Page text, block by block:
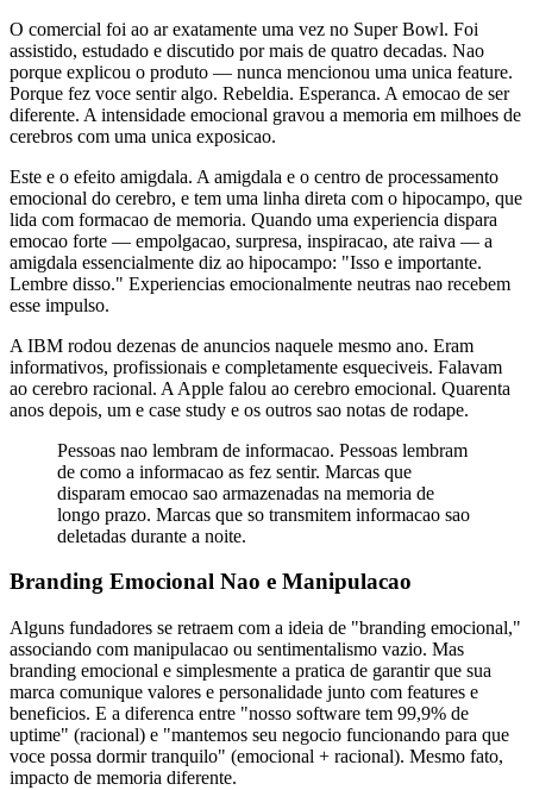
O comercial foi ao ar exatamente uma vez no Super Bowl. Foi
assistido, estudado e discutido por mais de quatro decadas. Nao
porque explicou o produto — nunca mencionou uma unica feature.
Porque fez voce sentir algo. Rebeldia. Esperanca. A emocao de ser
diferente. A intensidade emocional gravou a memoria em milhoes de
cerebros com uma unica exposicao.
Este e o efeito amigdala. A amigdala e o centro de processamento
emocional do cerebro, e tem uma linha direta com o hipocampo, que
lida com formacao de memoria. Quando uma experiencia dispara
emocao forte — empolgacao, surpresa, inspiracao, ate raiva — a
amigdala essencialmente diz ao hipocampo: "Isso e importante.
Lembre disso." Experiencias emocionalmente neutras nao recebem
esse impulso.
A IBM rodou dezenas de anuncios naquele mesmo ano. Eram
informativos, profissionais e completamente esqueciveis. Falavam
ao cerebro racional. A Apple falou ao cerebro emocional. Quarenta
anos depois, um e case study e os outros sao notas de rodape.
Pessoas nao lembram de informacao. Pessoas lembram
de como a informacao as fez sentir. Marcas que
disparam emocao sao armazenadas na memoria de
longo prazo. Marcas que so transmitem informacao sao
deletadas durante a noite.
Branding Emocional Nao e Manipulacao
Alguns fundadores se retraem com a ideia de "branding emocional,"
associando com manipulacao ou sentimentalismo vazio. Mas
branding emocional e simplesmente a pratica de garantir que sua
marca comunique valores e personalidade junto com features e
beneficios. E a diferenca entre "nosso software tem 99,9% de
uptime" (racional) e "mantemos seu negocio funcionando para que
voce possa dormir tranquilo" (emocional + racional). Mesmo fato,
impacto de memoria diferente.